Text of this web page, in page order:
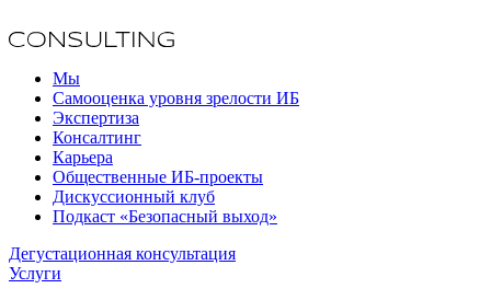
Мы
Самооценка уровня зрелости ИБ
Экспертиза
Консалтинг
Карьера
Общественные ИБ-проекты
Дискуссионный клуб
Подкаст «Безопасный выход»
Дегустационная консультация
Услуги